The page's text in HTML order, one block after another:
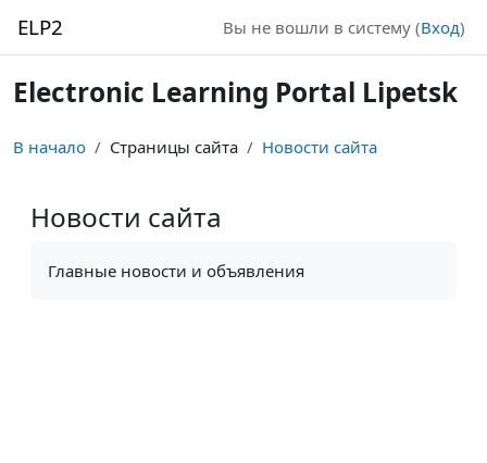
ELP2 Вы не вошли в систему (Вход)
Electronic Learning Portal Lipetsk
В начало Страницы сайта Новости сайта
Новости сайта
Главные новости и объявления